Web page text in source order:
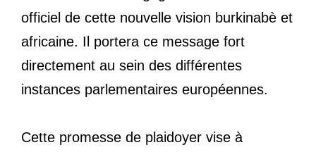
officiel de cette nouvelle vision burkinabè et
africaine. Il portera ce message fort
directement au sein des différentes
instances parlementaires européennes.
Cette promesse de plaidoyer vise à